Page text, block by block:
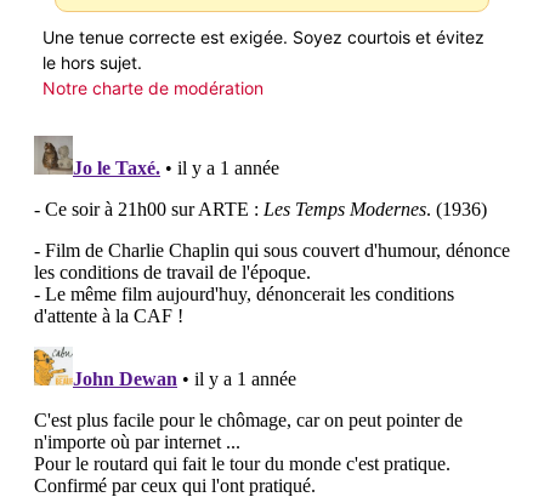
Une tenue correcte est exigée. Soyez courtois et évitez
le hors sujet.
Notre charte de modération